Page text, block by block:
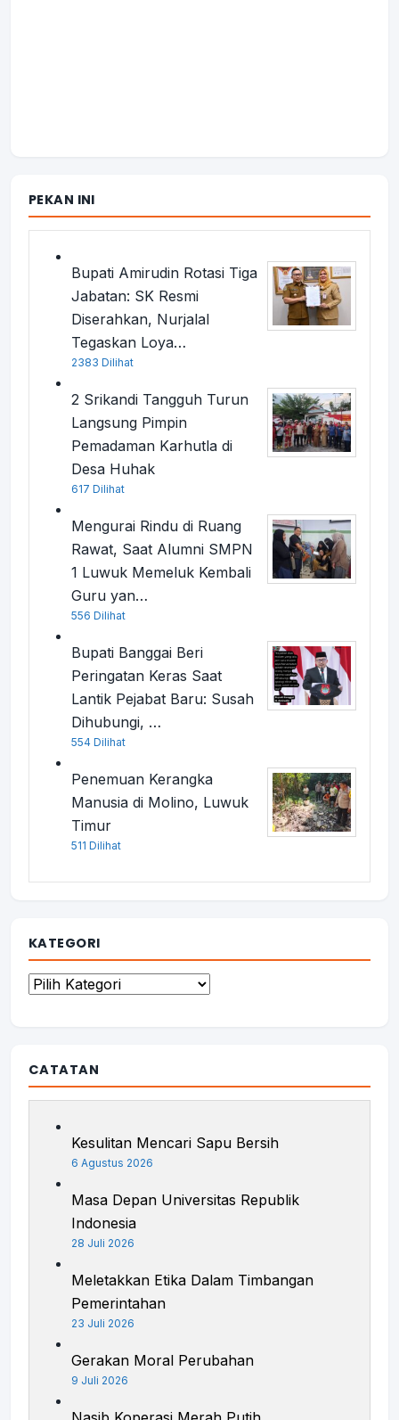
PEKAN INI
Bupati Amirudin Rotasi Tiga
Jabatan: SK Resmi
Diserahkan, Nurjalal
Tegaskan Loya…
2383 Dilihat
2 Srikandi Tangguh Turun
Langsung Pimpin
Pemadaman Karhutla di
Desa Huhak
617 Dilihat
Mengurai Rindu di Ruang
Rawat, Saat Alumni SMPN
1 Luwuk Memeluk Kembali
Guru yan…
556 Dilihat
Bupati Banggai Beri
Peringatan Keras Saat
Lantik Pejabat Baru: Susah
Dihubungi, …
554 Dilihat
Penemuan Kerangka
Manusia di Molino, Luwuk
Timur
511 Dilihat
KATEGORI
Kategori
CATATAN
Kesulitan Mencari Sapu Bersih
6 Agustus 2026
Masa Depan Universitas Republik
Indonesia
28 Juli 2026
Meletakkan Etika Dalam Timbangan
Pemerintahan
23 Juli 2026
Gerakan Moral Perubahan
9 Juli 2026